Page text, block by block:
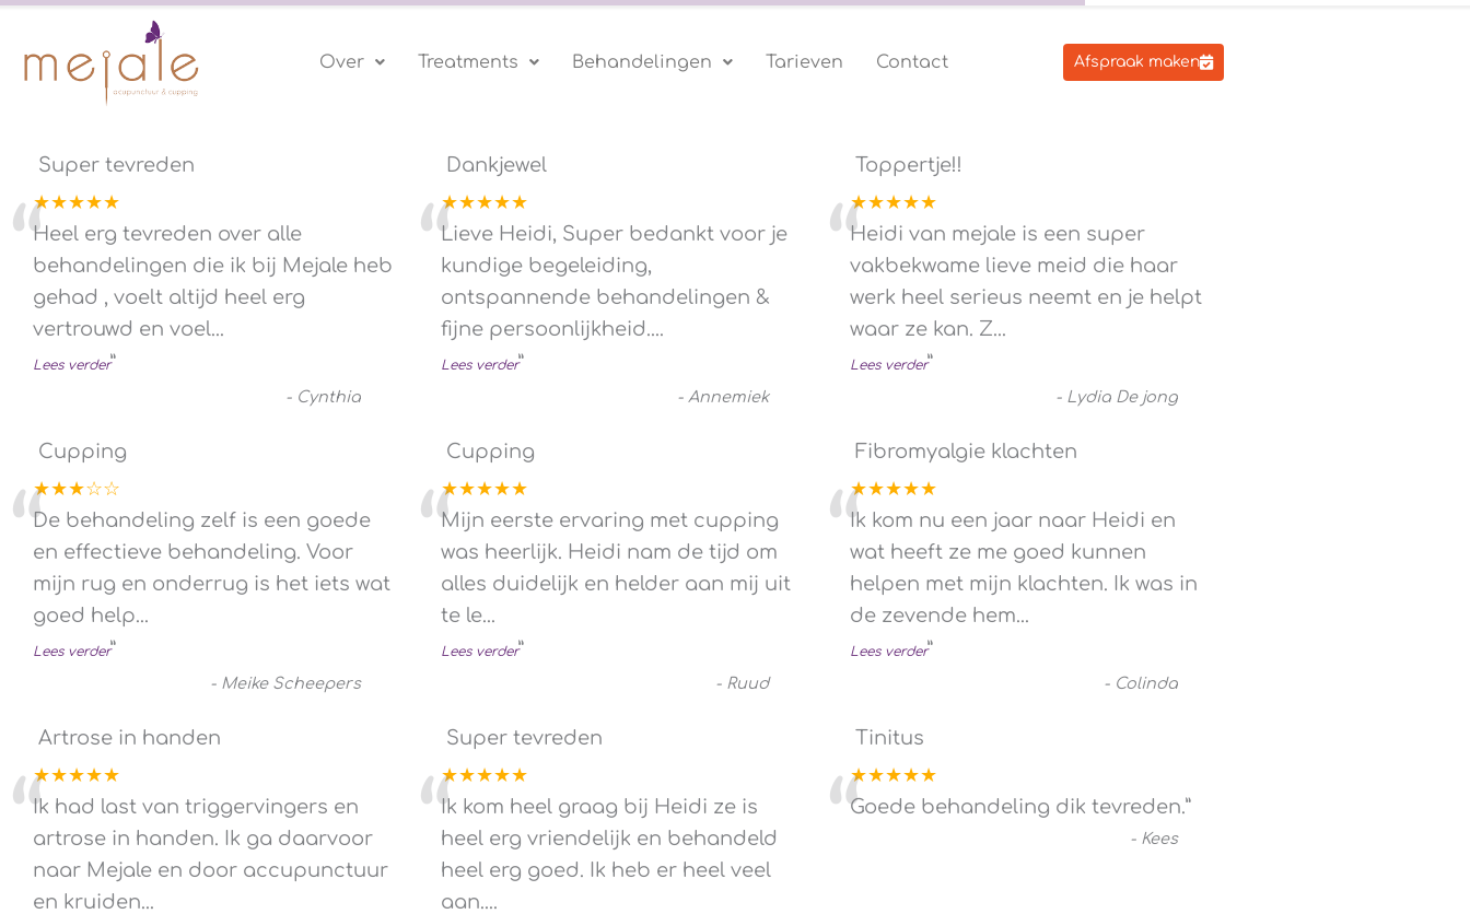
de
Over Treatments Behandelingen Tarieven Contact Afspraak maken
Super tevreden
★★★★★
“Heel erg tevreden over alle
behandelingen die ik bij Mejale heb
gehad , voelt altijd heel erg
vertrouwd en voel...
Lees verder”
- Cynthia
Dankjewel
★★★★★
“Lieve Heidi, Super bedankt voor je
kundige begeleiding,
ontspannende behandelingen &
fijne persoonlijkheid....
Lees verder”
- Annemiek
Toppertje!!
★★★★★
“Heidi van mejale is een super
vakbekwame lieve meid die haar
werk heel serieus neemt en je helpt
waar ze kan. Z...
Lees verder”
- Lydia De jong
Cupping
★★★☆☆
“De behandeling zelf is een goede
en effectieve behandeling. Voor
mijn rug en onderrug is het iets wat
goed help...
Lees verder”
- Meike Scheepers
Cupping
★★★★★
“Mijn eerste ervaring met cupping
was heerlijk. Heidi nam de tijd om
alles duidelijk en helder aan mij uit
te le...
Lees verder”
- Ruud
Fibromyalgie klachten
★★★★★
“Ik kom nu een jaar naar Heidi en
wat heeft ze me goed kunnen
helpen met mijn klachten. Ik was in
de zevende hem...
Lees verder”
- Colinda
Artrose in handen
★★★★★
“Ik had last van triggervingers en
artrose in handen. Ik ga daarvoor
naar Mejale en door accupunctuur
en kruiden...
Super tevreden
★★★★★
“Ik kom heel graag bij Heidi ze is
heel erg vriendelijk en behandeld
heel erg goed. Ik heb er heel veel
aan....
Tinitus
★★★★★
“Goede behandeling dik tevreden.”
- Kees